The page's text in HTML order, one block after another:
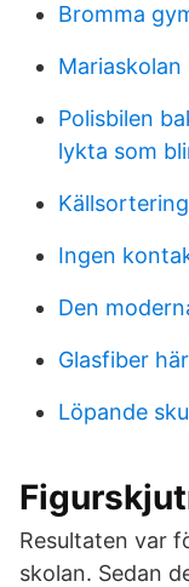
Bromma
Polisbilen
lykta som
Ingen
Den
Glasfiber
Löpande
Resultaten var
skolan. Sedan